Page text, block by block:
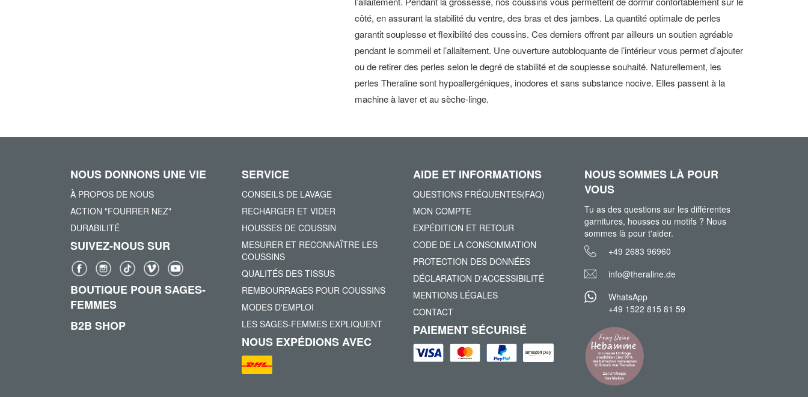
côté, en assurant la stabilité du ventre, des bras et des jambes. La quantité optimale de perles
garantit souplesse et flexibilité des coussins. Ces derniers offrent par ailleurs un soutien agréable
pendant le sommeil et l’allaitement. Une ouverture autobloquante de l’intérieur vous permet d’ajouter
ou de retirer des perles selon le degré de stabilité et de souplesse souhaité. Naturellement, les
perles Theraline sont hypoallergéniques, inodores et sans substance nocive. Elles passent à la
machine à laver et au sèche-linge.
NOUS DONNONS UNE VIE
À PROPOS DE NOUS
ACTION "FOURRER NEZ"
DURABILITÉ
SUIVEZ-NOUS SUR
BOUTIQUE POUR SAGES-
FEMMES
B2B SHOP
SERVICE
CONSEILS DE LAVAGE
RECHARGER ET VIDER
HOUSSES DE COUSSIN
MESURER ET RECONNAÎTRE LES
COUSSINS
QUALITÉS DES TISSUS
REMBOURRAGES POUR COUSSINS
MODES D'EMPLOI
LES SAGES-FEMMES EXPLIQUENT
NOUS EXPÉDIONS AVEC
AIDE ET INFORMATIONS
QUESTIONS FRÉQUENTES(FAQ)
MON COMPTE
EXPÉDITION ET RETOUR
CODE DE LA CONSOMMATION
PROTECTION DES DONNÉES
DÉCLARATION D'ACCESSIBILITÉ
MENTIONS LÉGALES
CONTACT
PAIEMENT SÉCURISÉ
NOUS SOMMES LÀ POUR
VOUS
Tu as des questions sur les différentes
garnitures, housses ou motifs ? Nous
sommes là pour t'aider.
+49 2683 96960
info@theraline.de
WhatsApp
+49 1522 815 81 59